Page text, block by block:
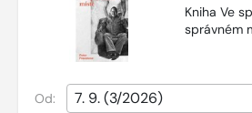
Kniha Ve
správném
Od: